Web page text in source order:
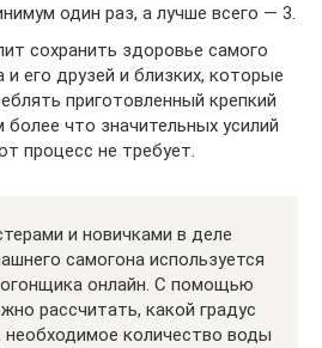
один раз, а лучше всего — 3.
сохранить здоровье самого
его друзей и близких, которые
приготовленный крепкий
более что значительных усилий
процесс не требует.
и новичками в деле
самогона используется
онлайн. С помощью
рассчитать, какой градус
необходимое количество воды